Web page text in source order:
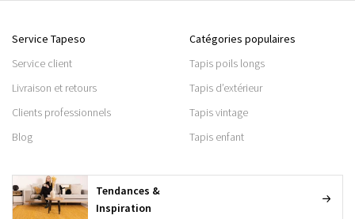
Service Tapeso
Service client
Livraison et retours
Clients professionnels
Blog
Catégories populaires
Tapis poils longs
Tapis d’extérieur
Tapis vintage
Tapis enfant
Tendances &
Inspiration